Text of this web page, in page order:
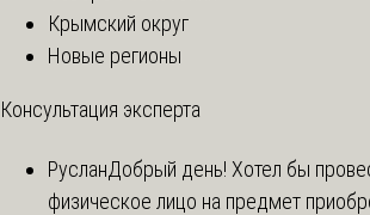
Крымский округ
Новые регионы
Консультация эксперта
РусланДобрый день! Хотел бы
физическое лицо на предмет